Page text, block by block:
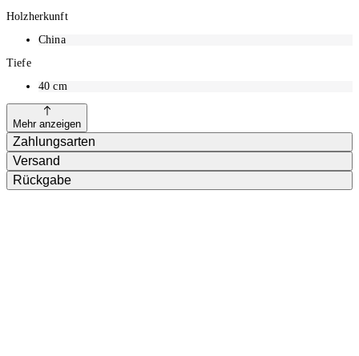
Holzherkunft
China
Tiefe
40cm
Mehr anzeigen
Zahlungsarten
Versand
Rückgabe